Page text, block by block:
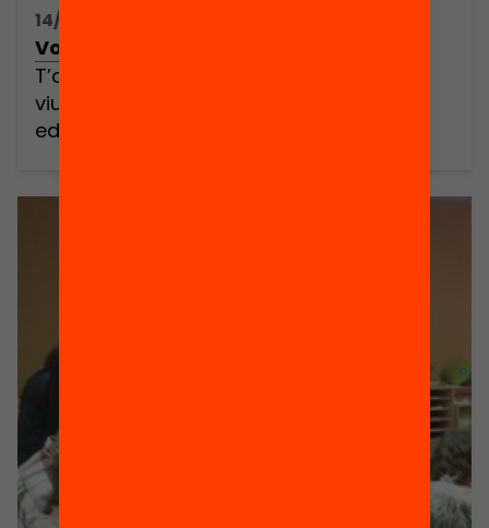
14/02/2018 16:30h - 16:30h
Vols organitzar un edcamp?
T’oferim tallers per tot Catalunya per
viure, aprendre i compartir l’experiència
edcamp!